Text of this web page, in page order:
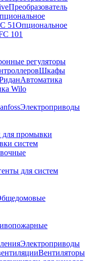
Преобразователь
51Опциональное
101
регуляторы
Шкафы
Автоматика
Wilo
Электроприводы
для промывки
систем
для систем
Электроприводы
Вентиляторы